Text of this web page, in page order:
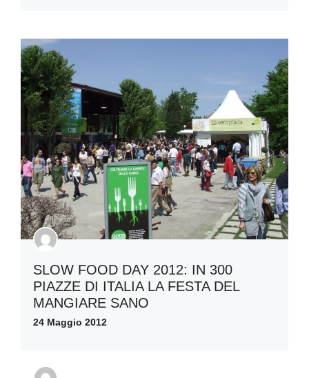
SLOW FOOD DAY 2012: IN 300
PIAZZE DI ITALIA LA FESTA DEL
MANGIARE SANO
24 Maggio 2012